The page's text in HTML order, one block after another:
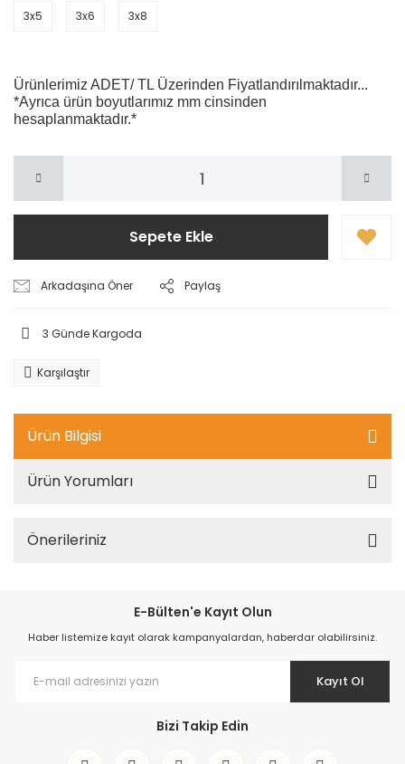
3x5 3x6 3x8
Ürünlerimiz ADET/ TL Üzerinden Fiyatlandırılmaktadır...
*Ayrıca ürün boyutlarımız mm cinsinden
hesaplanmaktadır.*
Sepete Ekle
Arkadaşına Öner Paylaş
3 Günde Kargoda
Karşılaştır
Ürün Bilgisi
Ürün Yorumları
Önerileriniz
E-Bülten'e Kayıt Olun
Haber listemize kayıt olarak kampanyalardan, haberdar olabilirsiniz.
Kayıt Ol
Bizi Takip Edin